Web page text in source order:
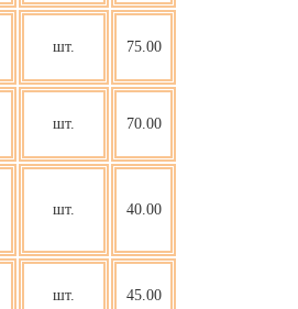
шт. 75.00
шт. 70.00
шт. 40.00
шт. 45.00